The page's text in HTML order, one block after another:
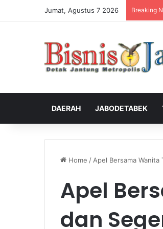
Jumat, Agustus 7 2026 Breaking
DAERAH JABODETABEK
Home / Apel Bersama
Apel
dan